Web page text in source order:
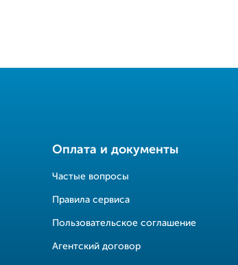
Оплата и документы
Частые вопросы
Правила сервиса
Пользовательское соглашение
Агентский договор